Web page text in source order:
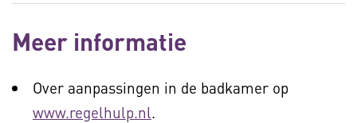
Meer informatie
Over aanpassingen in de badkamer op
www.regelhulp.nl.